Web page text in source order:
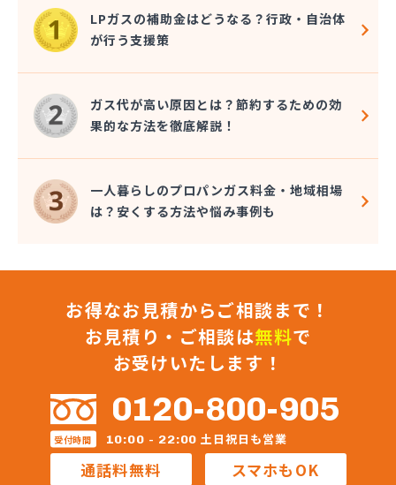
千曲通商株式会社
早武商店
大島屋酒店
大澤燃料店
竹内六男
中央石油株式会社本社
中央物産株式会社
中山通商有限会社
中信LPガス事業協同組合
中沢商店
朝日オーム株式会社
長野プロパンガス株式会社 上田支店
長野プロパンガス株式会社 長野営業所
長野都市ガスエネパート日本ガス工事株式会社
長野日石ガス株式会社 佐久営業所
長野日通プロパン販売有限会社
鳥居プロパン
蔦屋山本商店
田中プロパン
田邊エネソシア株式会社 長野営業所
LPガスの補助金はどうなる？行政・自治体
が行う支援策
ガス代が高い原因とは？節約するための効
果的な方法を徹底解説！
一人暮らしのプロパンガス料金・地域相場
は？安くする方法や悩み事例も
お得なお見積からご相談まで！
お見積り・ご相談は無料で
お受けいたします！
0120-800-905
受付時間 10:00 - 22:00 土日祝日も営業
通話料無料 スマホもOK